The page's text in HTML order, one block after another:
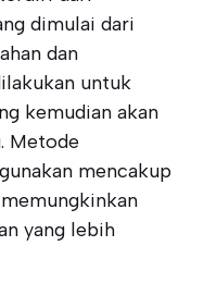
dimulai dari
dan
untuk
kemudian akan
Metode
mencakup
yang lebih